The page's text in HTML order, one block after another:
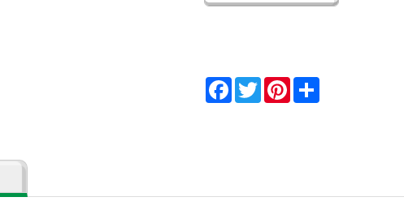
FacebookTwitterPinterest